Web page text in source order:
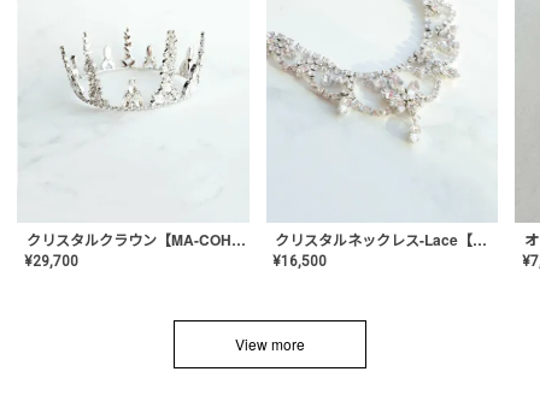
クリスタルクラウン【MA-COHD-01】韓国風クラウン/ウェディングクラウン/ティアラ
¥29,700
クリスタルネックレス-Lace【MA-CONL-02】
¥16,500 ¥
View more